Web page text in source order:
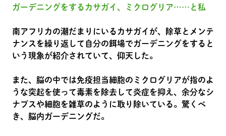
ガーデニングをするカサガイ、ミクログリア……と私
南アフリカの潮だまりにいるカサガイが、除草とメンテ
ナンスを繰り返して自分の餌場でガーデニングをすると
いう現象が紹介されていて、仰天した。
また、脳の中では免疫担当細胞のミクログリアが指のよ
うな突起を使って毒素を除去して炎症を抑え、余分なシ
ナプスや細胞を雑草のように取り除いている。驚くべ
き、脳内ガーデニングだ。